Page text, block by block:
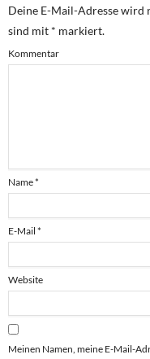
Deine E-Mail-Adresse
sind mit * markiert.
Kommentar
Name*
E-Mail *
Website
Meinen Namen, meine E-Mail-